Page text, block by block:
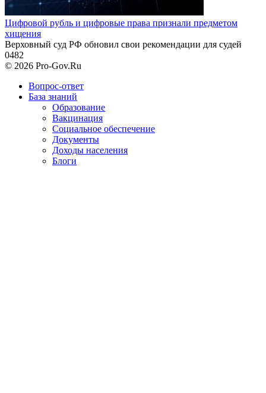
Цифровой рубль и цифровые права признали предметом
хищения
Верховный суд РФ обновил свои рекомендации для судей
0482
© 2026 Pro-Gov.Ru
Вопрос-ответ
База знаний
Образование
Вакцинация
Социальное обеспечение
Документы
Доходы населения
Блоги